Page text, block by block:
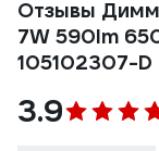
Отзывы
7W 590lm
105102307-D
3.9